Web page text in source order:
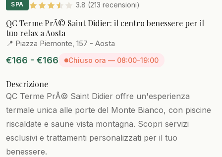
SPA 3.8 (213 recensioni)
QC Terme PrÃ© Saint Didier: il centro benessere per il
tuo relax a Aosta
📍 Piazza Piemonte, 157 - Aosta
€166 - €166 Chiuso ora — 08:00-19:00
Descrizione
QC Terme PrÃ© Saint Didier offre un'esperienza
termale unica alle porte del Monte Bianco, con piscine
riscaldate e saune vista montagna. Scopri servizi
esclusivi e trattamenti personalizzati per il tuo
benessere.